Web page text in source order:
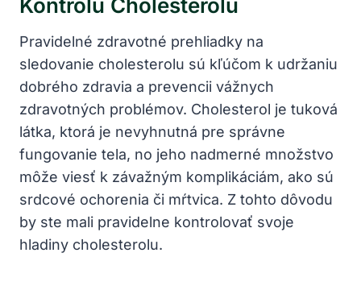
Pravidelné zdravotné prehliadky na
sledovanie cholesterolu sú kľúčom k udržaniu
dobrého zdravia a prevencii vážnych
zdravotných problémov. Cholesterol je tuková
látka, ktorá je nevyhnutná pre správne
fungovanie tela, no jeho nadmerné množstvo
môže viesť k závažným komplikáciám, ako sú
srdcové ochorenia či mŕtvica. Z tohto dôvodu
by ste mali pravidelne kontrolovať svoje
hladiny cholesterolu.